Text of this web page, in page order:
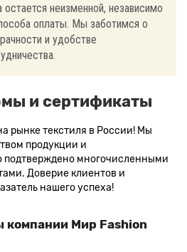
остается неизменной, независимо
оплаты. Мы заботимся о
и удобстве
и сертификаты
рынке текстиля в России! Мы
продукции и
подтверждено многочисленными
Доверие клиентов и
нашего успеха!
компании Мир Fashion